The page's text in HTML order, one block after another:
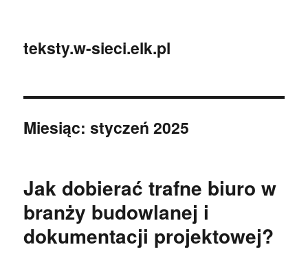
teksty.w-sieci.elk.pl
Miesiąc:styczeń 2025
Jak dobierać trafne biuro w
branży budowlanej i
dokumentacji projektowej?